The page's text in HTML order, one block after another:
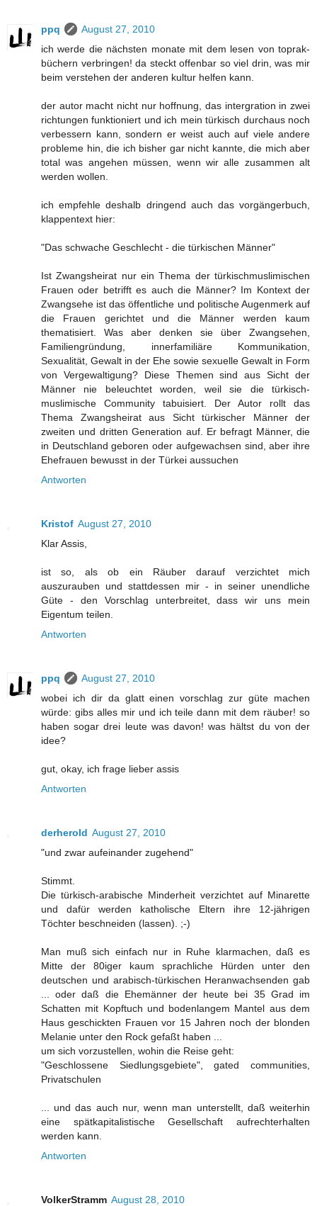
ppq
August 27, 2010
ich werde die nächsten monate mit dem lesen von toprak-
büchern verbringen! da steckt offenbar so viel drin, was mir
beim verstehen der anderen kultur helfen kann.
der autor macht nicht nur hoffnung, das intergration in zwei
richtungen funktioniert und ich mein türkisch durchaus noch
verbessern kann, sondern er weist auch auf viele andere
probleme hin, die ich bisher gar nicht kannte, die mich aber
total was angehen müssen, wenn wir alle zusammen alt
werden wollen.
ich empfehle deshalb dringend auch das vorgängerbuch,
klappentext hier:
"Das schwache Geschlecht - die türkischen Männer"
Ist Zwangsheirat nur ein Thema der türkischmuslimischen
Frauen oder betrifft es auch die Männer? Im Kontext der
Zwangsehe ist das öffentliche und politische Augenmerk auf
die Frauen gerichtet und die Männer werden kaum
thematisiert. Was aber denken sie über Zwangsehen,
Familiengründung, innerfamiliäre Kommunikation,
Sexualität, Gewalt in der Ehe sowie sexuelle Gewalt in Form
von Vergewaltigung? Diese Themen sind aus Sicht der
Männer nie beleuchtet worden, weil sie die türkisch-
muslimische Community tabuisiert. Der Autor rollt das
Thema Zwangsheirat aus Sicht türkischer Männer der
zweiten und dritten Generation auf. Er befragt Männer, die
in Deutschland geboren oder aufgewachsen sind, aber ihre
Ehefrauen bewusst in der Türkei aussuchen
Antworten
Kristof August 27, 2010
Klar Assis,
ist so, als ob ein Räuber darauf verzichtet mich
auszurauben und stattdessen mir - in seiner unendliche
Güte - den Vorschlag unterbreitet, dass wir uns mein
Eigentum teilen.
Antworten
ppq
August 27, 2010
wobei ich dir da glatt einen vorschlag zur güte machen
würde: gibs alles mir und ich teile dann mit dem räuber! so
haben sogar drei leute was davon! was hältst du von der
idee?
gut, okay, ich frage lieber assis
Antworten
derherold August 27, 2010
"und zwar aufeinander zugehend"
Stimmt.
Die türkisch-arabische Minderheit verzichtet auf Minarette
und dafür werden katholische Eltern ihre 12-jährigen
Töchter beschneiden (lassen). ;-)
Man muß sich einfach nur in Ruhe klarmachen, daß es
Mitte der 80iger kaum sprachliche Hürden unter den
deutschen und arabisch-türkischen Heranwachsenden gab
... oder daß die Ehemänner der heute bei 35 Grad im
Schatten mit Kopftuch und bodenlangem Mantel aus dem
Haus geschickten Frauen vor 15 Jahren noch der blonden
Melanie unter den Rock gefaßt haben ...
um sich vorzustellen, wohin die Reise geht:
"Geschlossene Siedlungsgebiete", gated communities,
Privatschulen
... und das auch nur, wenn man unterstellt, daß weiterhin
eine spätkapitalistische Gesellschaft aufrechterhalten
werden kann.
Antworten
VolkerStramm August 28, 2010